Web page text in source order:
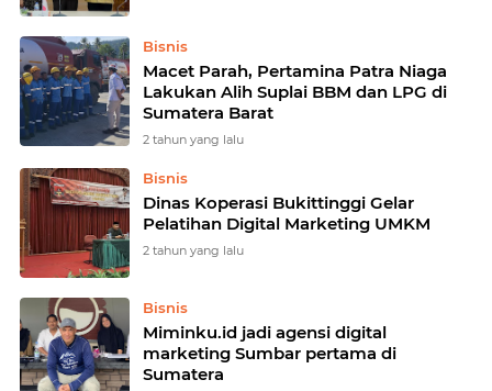
Bisnis
Macet Parah, Pertamina Patra Niaga
Lakukan Alih Suplai BBM dan LPG di
Sumatera Barat
2 tahun yang lalu
Bisnis
Dinas Koperasi Bukittinggi Gelar
Pelatihan Digital Marketing UMKM
2 tahun yang lalu
Bisnis
Miminku.id jadi agensi digital
marketing Sumbar pertama di
Sumatera